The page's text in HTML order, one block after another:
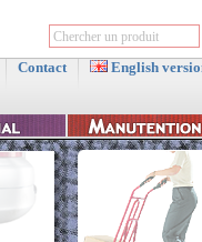
Contact English